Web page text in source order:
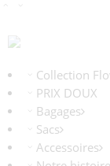
Collection
PRIX DOUX
Bagages
Sacs
Accessoires